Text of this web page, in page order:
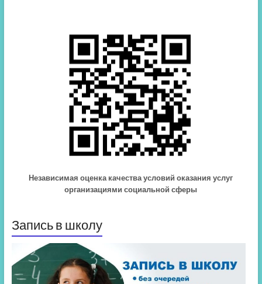
Независимая оценка качества условий оказания услуг
организациями социальной сферы
Запись в школу